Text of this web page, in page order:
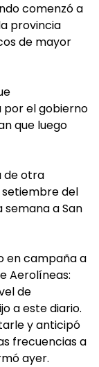
comenzó a
provincia
de mayor
el gobierno
que luego
de otra
setiembre del
a San
en campaña a
Aerolíneas:
de
a este diario.
y anticipó
frecuencias a
ayer.